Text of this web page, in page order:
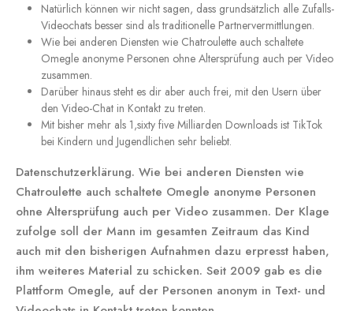
Natürlich können wir nicht sagen, dass grundsätzlich alle Zufalls-
Videochats besser sind als traditionelle Partnervermittlungen.
Wie bei anderen Diensten wie Chatroulette auch schaltete
Omegle anonyme Personen ohne Altersprüfung auch per Video
zusammen.
Darüber hinaus steht es dir aber auch frei, mit den Usern über
den Video-Chat in Kontakt zu treten.
Mit bisher mehr als 1,sixty five Milliarden Downloads ist TikTok
bei Kindern und Jugendlichen sehr beliebt.
Datenschutzerklärung. Wie bei anderen Diensten wie
Chatroulette auch schaltete Omegle anonyme Personen
ohne Altersprüfung auch per Video zusammen. Der Klage
zufolge soll der Mann im gesamten Zeitraum das Kind
auch mit den bisherigen Aufnahmen dazu erpresst haben,
ihm weiteres Material zu schicken. Seit 2009 gab es die
Plattform Omegle, auf der Personen anonym in Text- und